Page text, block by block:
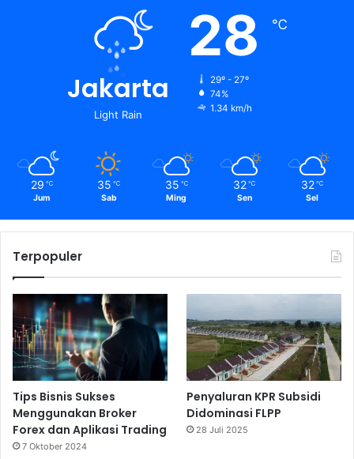
Jakarta
Light Rain
28 ℃
29º - 27º
74%
1.34 km/h
29 ℃
Jum
35 ℃
Sab
35 ℃
Ming
32 ℃
Sen
32 ℃
Sel
Terpopuler
Tips Bisnis Sukses
Menggunakan Broker
Forex dan Aplikasi Trading
7 Oktober 2024
Penyaluran KPR Subsidi
Didominasi FLPP
28 Juli 2025